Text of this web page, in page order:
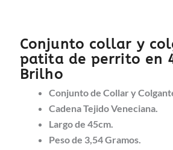
Conjunto collar y
patita de perrito en
Brilho
Conjunto de Collar y
Cadena Tejido Veneciana.
Largo de 45cm.
Peso de 3,54 Gramos.